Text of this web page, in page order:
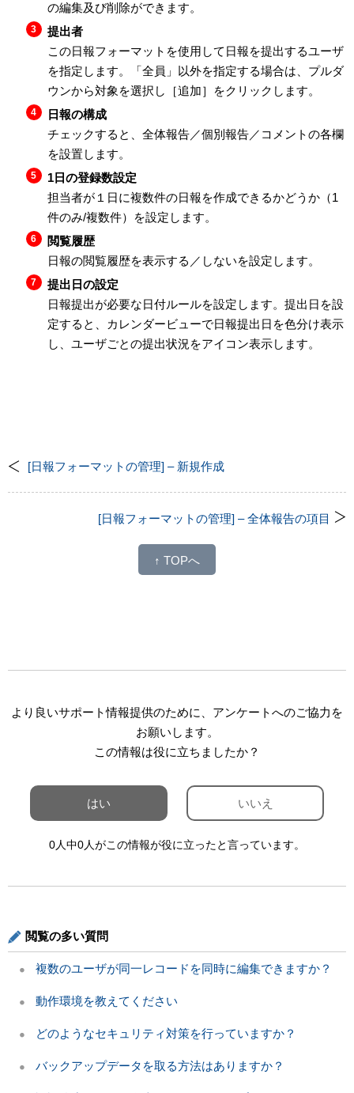
の編集及び削除ができます。
提出者
この日報フォーマットを使用して日報を提出するユーザ
を指定します。「全員」以外を指定する場合は、プルダ
ウンから対象を選択し［追加］をクリックします。
日報の構成
チェックすると、全体報告／個別報告／コメントの各欄
を設置します。
1日の登録数設定
担当者が１日に複数件の日報を作成できるかどうか（1
件のみ/複数件）を設定します。
閲覧履歴
日報の閲覧履歴を表示する／しないを設定します。
提出日の設定
日報提出が必要な日付ルールを設定します。提出日を設
定すると、カレンダービューで日報提出日を色分け表示
し、ユーザごとの提出状況をアイコン表示します。
[日報フォーマットの管理] – 新規作成
[日報フォーマットの管理] – 全体報告の項目
↑ TOPへ
より良いサポート情報提供のために、アンケートへのご協力を
お願いします。
この情報は役に立ちましたか？
はい いいえ
0人中0人がこの情報が役に立ったと言っています。
閲覧の多い質問
複数のユーザが同一レコードを同時に編集できますか？
動作環境を教えてください
どのようなセキュリティ対策を行っていますか？
バックアップデータを取る方法はありますか？